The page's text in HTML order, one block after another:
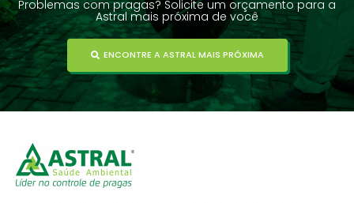
Problemas com pragas? Solicite um orçamento para a
Astral mais próxima de você
ENCONTRE A ASTRAL MAIS PRÓXIMA